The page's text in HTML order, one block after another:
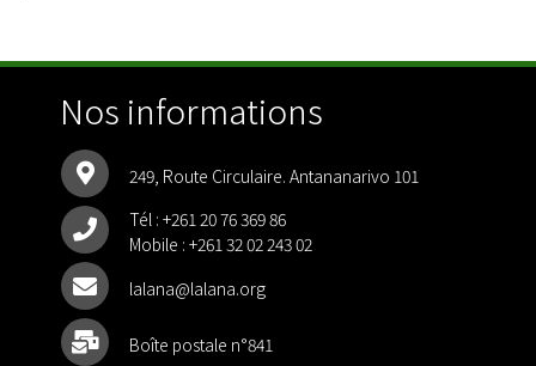
Nos informations
249, Route Circulaire. Antananarivo 101
Tél : +261 20 76 369 86
Mobile : +261 32 02 243 02
lalana@lalana.org
Boîte postale n°841